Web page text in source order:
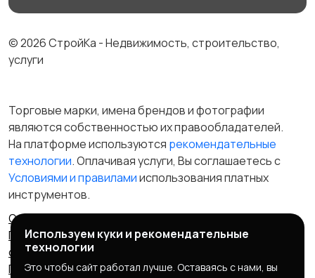
Сельское хозяйство Спорт и красота
Страхование
Строительство и
ремонт
Туризм и гостиницы
Управление
недвижимостью
© 2026 СтройКа - Недвижимость, строительство,
услуги
Торговые марки, имена брендов и фотографии
являются собственностью их правообладателей.
На платформе используются рекомендательные
технологии. Оплачивая услуги, Вы соглашаетесь c
Условиями и правиламииспользования платных
инструментов.
Отказ от ответственности
Правила сервиса
Политика конфиденциальности
Пользовательское
соглашение
Запрещенные товары/услуги
Правообладателям
Партнерская программа
Используем куки и рекомендательные
технологии
Это чтобы сайт работал лучше. Оставаясь с нами, вы